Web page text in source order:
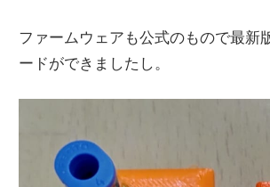
ファームウェアも公式のもので最新
ードができましたし。